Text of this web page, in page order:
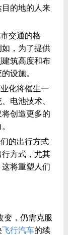
的地的人来
交通的格
，为了提供
筑高度和布
设施。
化将催生一
电池技术、
创造更多的
的出行方式
方式，尤其
将重塑人们
变，仍需克服
飞行汽车的续